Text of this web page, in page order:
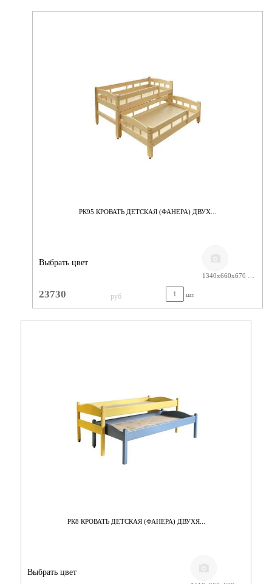
РК95 КРОВАТЬ ДЕТСКАЯ (ФАНЕРА) ДВУХ...
Выбрать цвет
23730 руб шт.
РК8 КРОВАТЬ ДЕТСКАЯ (ФАНЕРА) ДВУХЯ...
Выбрать цвет